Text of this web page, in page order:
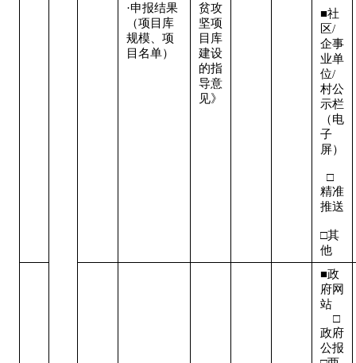
·申报结果
（项目库
规模、项
目名单）
贫攻
坚项
目库
建设
的指
导意
见》
■社
区/
企事
业单
位/
村公
示栏
（电
子
屏）
□
精准
推送
□其
他
■政
府网
站
□
政府
公报